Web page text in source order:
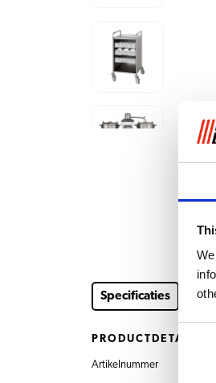
Consent
Specificaties
PRODUCTDETAILS
Artikelnummer